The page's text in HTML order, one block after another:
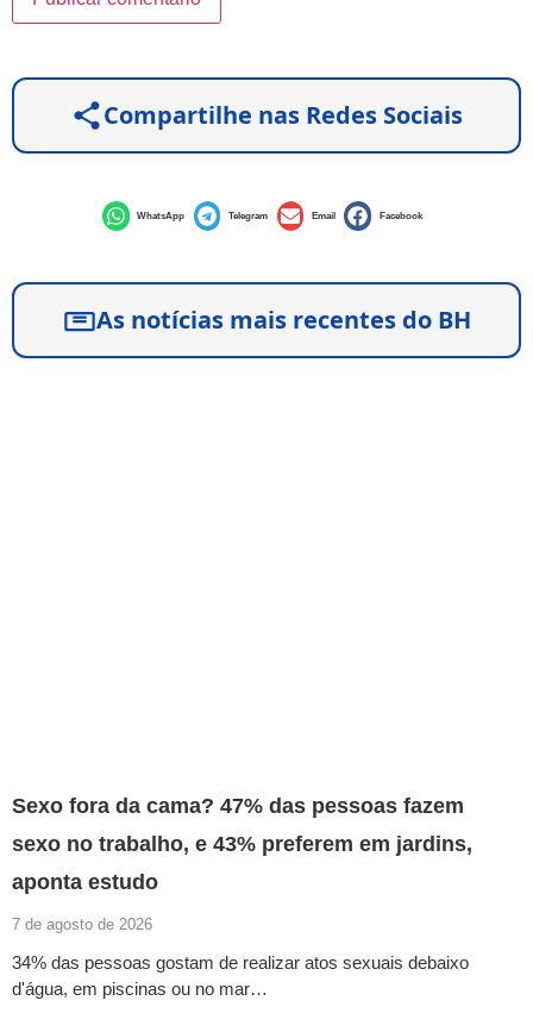
Compartilhe nas Redes Sociais
WhatsApp Telegram Email Facebook
As notícias mais recentes do BH
Sexo fora da cama? 47% das pessoas fazem
sexo no trabalho, e 43% preferem em jardins,
aponta estudo
7 de agosto de 2026
34% das pessoas gostam de realizar atos sexuais debaixo
d'água, em piscinas ou no mar…